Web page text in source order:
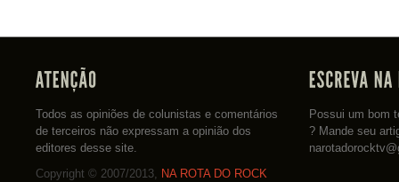
Todos as opiniões de colunistas e comentários
de terceiros não expressam a opinião dos
editores desse site.
Possui um bom
? Mande seu
Copyright © 2007/2013, NA ROTA DO ROCK